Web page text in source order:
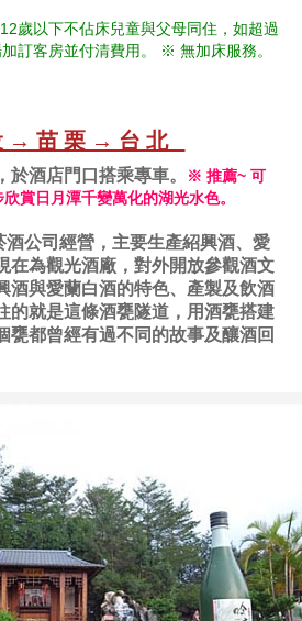
歲以下不佔床兒童與父母同住，如超過
訂客房並付清費用。 ※ 無加床服務。
→苗栗→台北
於酒店門口搭乘專車。
※ 推薦~ 可
賞日月潭千變萬化的湖光水色。
公司經營，主要生產紹興酒、愛
在為觀光酒廠，對外開放參觀酒文
酒與愛蘭白酒的特色、產製及飲酒
的就是這條酒甕隧道，用酒甕搭建
甕都曾經有過不同的故事及釀酒回